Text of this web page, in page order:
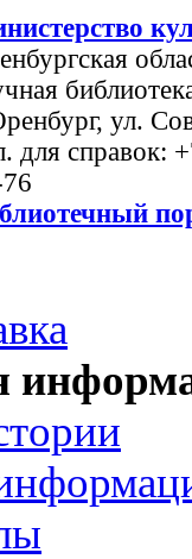
ул.
для справок: